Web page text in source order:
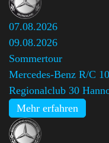
07.08.2026
09.08.2026
Sommertour
Mercedes-Benz R/C
Regionalclub 30
Mehr erfahren